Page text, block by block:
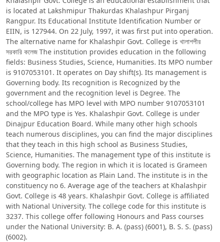
is located at Lakshmipur Thakurdas Khalashpur Pirganj
Rangpur. Its Educational Institute Identification Number or
EIIN, is 127944. On 22 July, 1997, it was first put into operation.
The alternative name for Khalashpir Govt. College is খালাশপীর
সরকারি কলেজ The institution provides education in the following
fields: Business Studies, Science, Humanities. Its MPO number
is 9107053101. It operates on Day shift(s). Its management is
Governing body. Its recognition is Recognized by the
government and the recognition level is Degree. The
school/college has MPO level with MPO number 9107053101
and the MPO type is Yes. Khalashpir Govt. College is under
Dinajpur Education Board. While many other high schools
teach numerous disciplines, you can find the major disciplines
that they teach in this high school as Business Studies,
Science, Humanities. The management type of this institute is
Governing body. The region in which it is located is Grameen
with geographic location as Plain Land. The institute is in the
constituency no 6. Average age of the teachers at Khalashpir
Govt. College is 48 years. Khalashpir Govt. College is affiliated
with National University. The college code for this institute is
3237. This college offer following Honours and Pass courses
under the National University: B. A. (pass) (6001), B. S. S. (pass)
(6002).